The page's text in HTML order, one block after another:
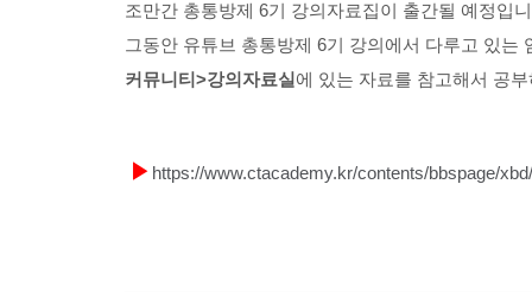
조만간 총통방제 6기 강의자료집이 출간될 예정입
그동안 유튜브 총통방제 6기 강의에서 다루고 있는
커뮤니티>강의자료실 에 있는 자료를 참고해서 공
▶ https://www.ctacademy.kr/contents/bbspage/